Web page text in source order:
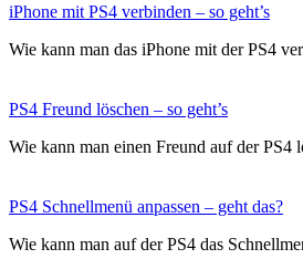
iPhone mit PS4 verbinden – so geht’s
Wie kann man das iPhone mit der PS4
PS4 Freund löschen – so geht’s
Wie kann man einen Freund auf der
PS4 Schnellmenü anpassen – geht das?
Wie kann man auf der PS4 das